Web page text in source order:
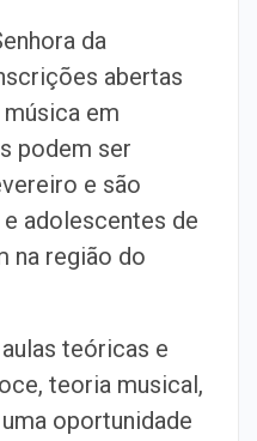
da
abertas
em
podem ser
e são
adolescentes de
na região do
teóricas e
teoria musical,
oportunidade